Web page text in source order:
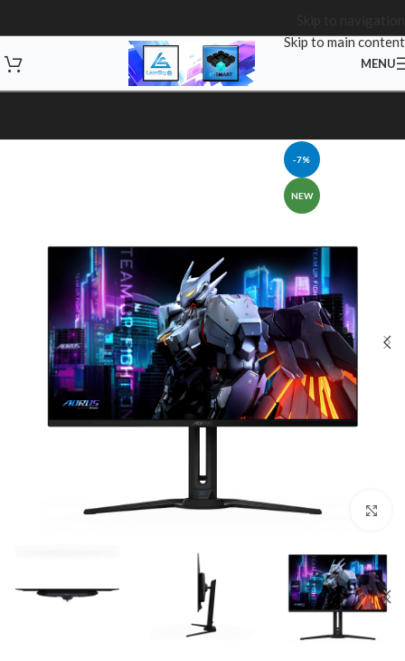
Skip to main content
MENU
-7%
NEW
Click to enlarge